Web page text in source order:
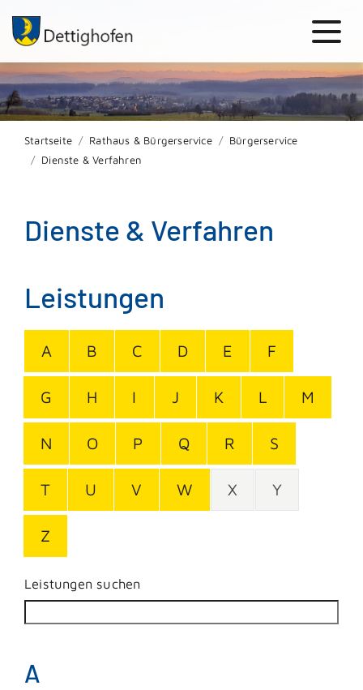
Startseite Rathaus & Bürgerservice
Bürgerservice
Dienste & Verfahren
Dienste & Verfahren
Leistungen
A B C D E F
G H I J K L M
N O P Q R S
T U V W X Y
Z
Leistungen suchen
A